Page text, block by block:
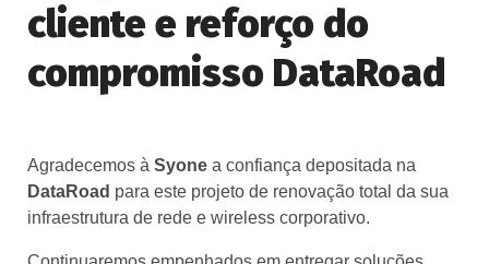
cliente e reforço do
compromisso DataRoad
Agradecemos à Syone a confiança depositada na
DataRoad para este projeto de renovação total da sua
infraestrutura de rede e wireless corporativo.